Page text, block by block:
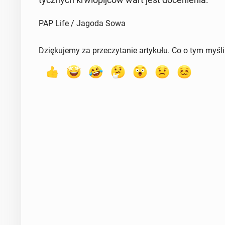
PAP Life / Jagoda Sowa
Dziękujemy za przeczytanie artykułu. Co o tym